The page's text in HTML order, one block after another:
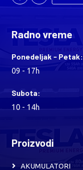
Radno vreme
Ponedeljak - Petak:
09 - 17h
Subota:
10 - 14h
Proizvodi
AKUMULATORI